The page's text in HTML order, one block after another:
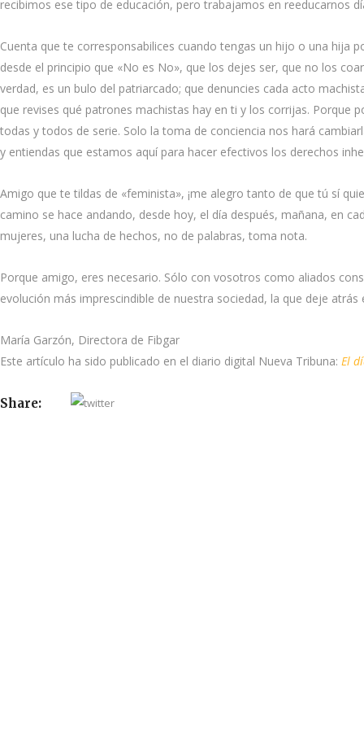
recibimos ese tipo de educación, pero trabajamos en reeducarnos
Cuenta que te corresponsabilices cuando tengas un hijo o una hija
desde el principio que «No es No», que los dejes ser, que no los
verdad, es un bulo del patriarcado; que denuncies cada acto
que revises qué patrones machistas hay en ti y los corrijas. Porque
todas y todos de serie. Solo la toma de conciencia nos hará
y entiendas que estamos aquí para hacer efectivos los derechos
Amigo que te tildas de «feminista», ¡me alegro tanto de que tú sí
camino se hace andando, desde hoy, el día después, mañana, en
mujeres, una lucha de hechos, no de palabras, toma nota.
Porque amigo, eres necesario. Sólo con vosotros como aliados
evolución más imprescindible de nuestra sociedad, la que deje
María Garzón, Directora de Fibgar
Este artículo ha sido publicado en el diario digital Nueva Tribuna: El
Share: